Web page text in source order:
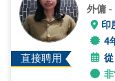
直接聘用
外傭 -
印
4